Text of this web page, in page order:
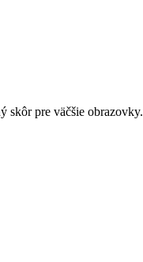
skôr pre väčšie obrazovky.